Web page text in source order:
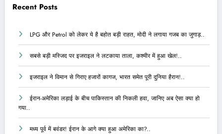
Recent Posts
LPG और Petrol को लेकर ये है बहोत बड़ी राहत, मोदी ने लगाया गजब का जुगाड़..
सबसे बड़ी मस्जिद पर इजराइल ने लटकाया ताला, कश्मीर में हुआ खेल!..
इजराइल ने विमान से गिराए हजारों कागज, भारत समेत पूरी दुनिया हैरान!..
ईरान-अमेरिका लड़ाई के बीच पाकिस्तान की निकली हवा, जानिए अब ऐसा क्या हो
गया..
मध्य पूर्व में बवंडर! ईरान के आगे क्या हुआ अमेरिका का?..